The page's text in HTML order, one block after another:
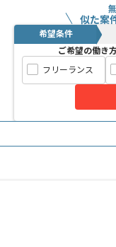
似た案
希望条件
ご希望の働き
フリーランス